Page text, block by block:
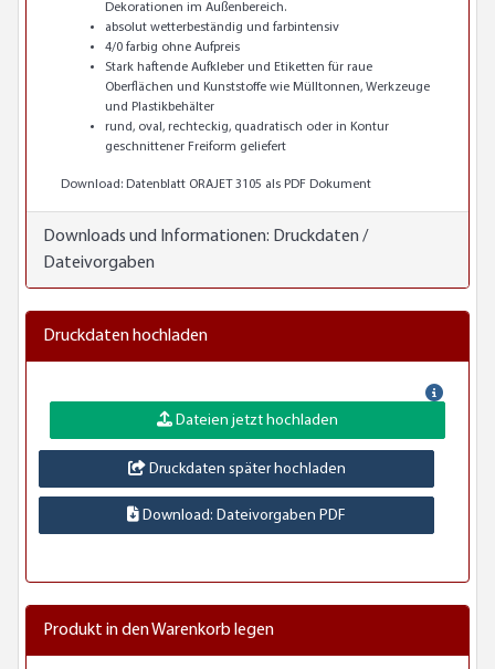
Dekorationen im Außenbereich.
absolut wetterbeständig und farbintensiv
4/0 farbig ohne Aufpreis
Stark haftende Aufkleber und Etiketten für raue
Oberflächen und Kunststoffe wie Mülltonnen, Werkzeuge
und Plastikbehälter
rund, oval, rechteckig, quadratisch oder in Kontur
geschnittener Freiform geliefert
Download: Datenblatt ORAJET 3105 als PDF Dokument
Downloads und Informationen: Druckdaten /
Dateivorgaben
Druckdaten hochladen
Dateien jetzt hochladen
Druckdaten später hochladen
Download: Dateivorgaben PDF
Produkt in den Warenkorb legen